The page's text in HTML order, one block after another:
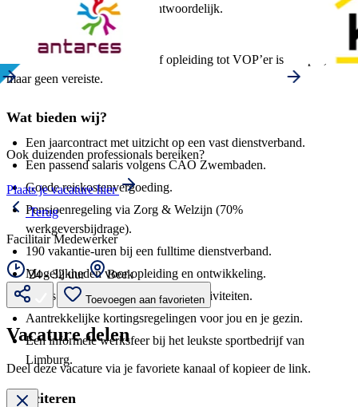
Oplossingsgericht en verantwoordelijk.
Flexibel inzetbaar.
Een BHV/EHBO-certificaat of opleiding tot VOP’er is een pré,
maar geen vereiste.
Wat bieden wij?
Een jaarcontract met uitzicht op een vast dienstverband.
Een passend salaris volgens CAO Zwembaden.
Goede reiskostenvergoeding.
Pensioenregeling via Zorg & Welzijn (70%
werkgeversbijdrage).
190 vakantie-uren bij een fulltime dienstverband.
Mogelijkheden voor opleiding en ontwikkeling.
Gratis deelname aan diverse sportactiviteiten.
Aantrekkelijke kortingsregelingen voor jou en je gezin.
Een informele werksfeer bij het leukste sportbedrijf van
Limburg.
Solliciteren
Ook duizenden professionals bereiken?
Plaats je vacature hier
Terug
Facilitair Medewerker
24 - 32 uur Beek
Toevoegen aan favorieten
Vacature delen
Deel deze vacature via je favoriete kanaal of kopieer de link.